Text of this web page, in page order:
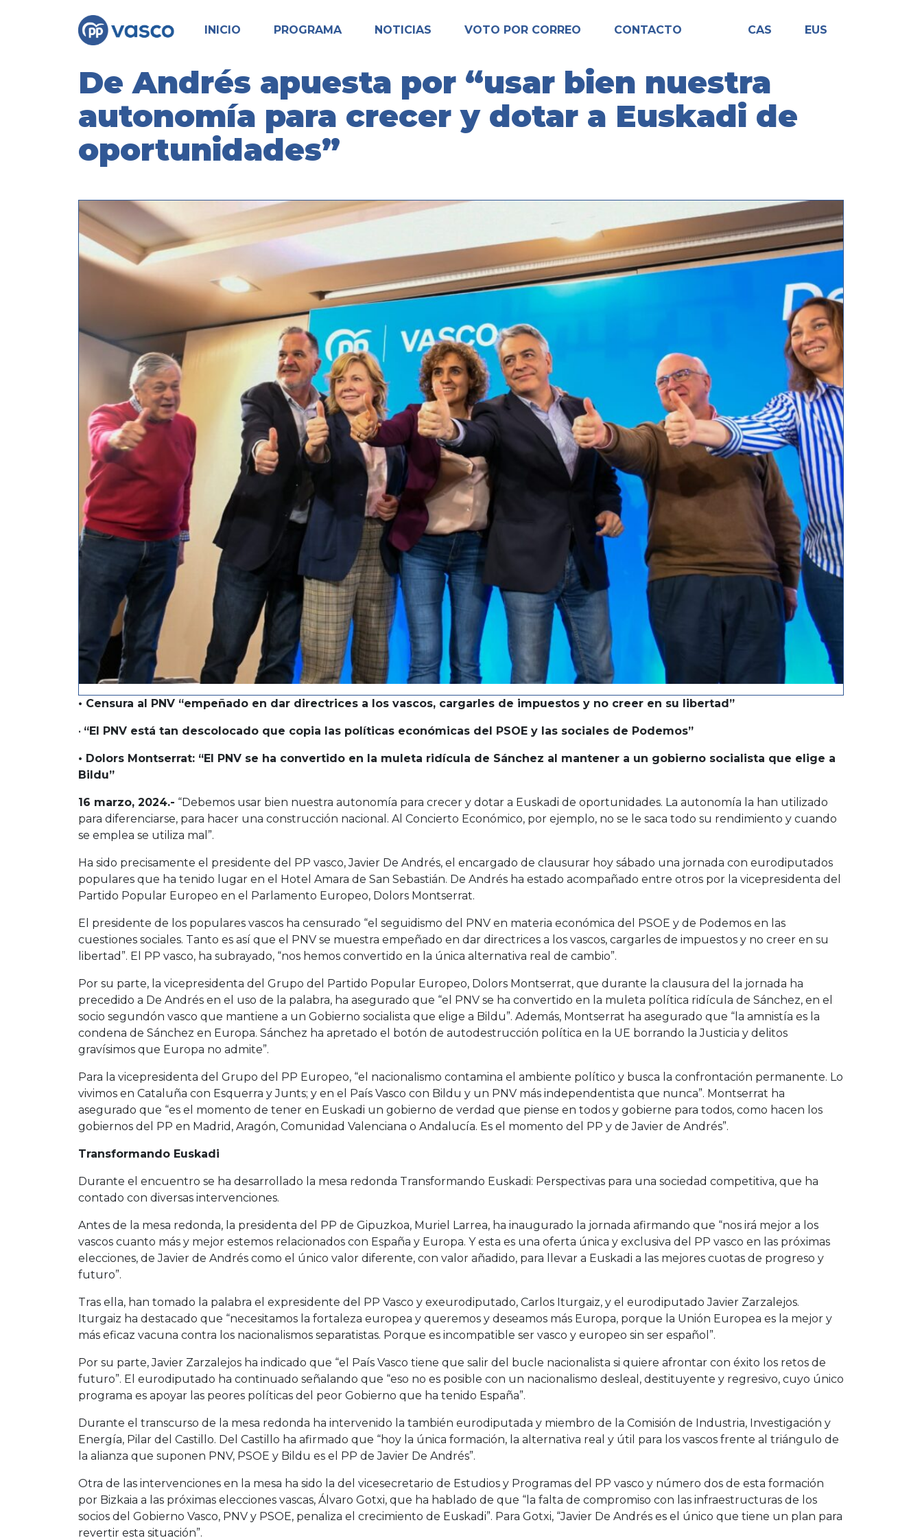
INICIO PROGRAMA NOTICIAS VOTO POR CORREO CONTACTO CAS EUS
De Andrés apuesta por “usar bien nuestra
autonomía para crecer y dotar a Euskadi de
oportunidades”
• Censura al PNV “empeñado en dar directrices a los vascos, cargarles de impuestos y no creer en su libertad”
• “El PNV está tan descolocado que copia las políticas económicas del PSOE y las sociales de Podemos”
• Dolors Montserrat: “El PNV se ha convertido en la muleta ridícula de Sánchez al mantener a un gobierno socialista que elige a
Bildu”
16 marzo, 2024.- “Debemos usar bien nuestra autonomía para crecer y dotar a Euskadi de oportunidades. La autonomía la han utilizado
para diferenciarse, para hacer una construcción nacional. Al Concierto Económico, por ejemplo, no se le saca todo su rendimiento y cuando
se emplea se utiliza mal”.
Ha sido precisamente el presidente del PP vasco, Javier De Andrés, el encargado de clausurar hoy sábado una jornada con eurodiputados
populares que ha tenido lugar en el Hotel Amara de San Sebastián. De Andrés ha estado acompañado entre otros por la vicepresidenta del
Partido Popular Europeo en el Parlamento Europeo, Dolors Montserrat.
El presidente de los populares vascos ha censurado “el seguidismo del PNV en materia económica del PSOE y de Podemos en las
cuestiones sociales. Tanto es así que el PNV se muestra empeñado en dar directrices a los vascos, cargarles de impuestos y no creer en su
libertad”. El PP vasco, ha subrayado, “nos hemos convertido en la única alternativa real de cambio”.
Por su parte, la vicepresidenta del Grupo del Partido Popular Europeo, Dolors Montserrat, que durante la clausura del la jornada ha
precedido a De Andrés en el uso de la palabra, ha asegurado que “el PNV se ha convertido en la muleta política ridícula de Sánchez, en el
socio segundón vasco que mantiene a un Gobierno socialista que elige a Bildu”. Además, Montserrat ha asegurado que “la amnistía es la
condena de Sánchez en Europa. Sánchez ha apretado el botón de autodestrucción política en la UE borrando la Justicia y delitos
gravísimos que Europa no admite”.
Para la vicepresidenta del Grupo del PP Europeo, “el nacionalismo contamina el ambiente político y busca la confrontación permanente. Lo
vivimos en Cataluña con Esquerra y Junts; y en el País Vasco con Bildu y un PNV más independentista que nunca”. Montserrat ha
asegurado que “es el momento de tener en Euskadi un gobierno de verdad que piense en todos y gobierne para todos, como hacen los
gobiernos del PP en Madrid, Aragón, Comunidad Valenciana o Andalucía. Es el momento del PP y de Javier de Andrés”.
Transformando Euskadi
Durante el encuentro se ha desarrollado la mesa redonda Transformando Euskadi: Perspectivas para una sociedad competitiva, que ha
contado con diversas intervenciones.
Antes de la mesa redonda, la presidenta del PP de Gipuzkoa, Muriel Larrea, ha inaugurado la jornada afirmando que “nos irá mejor a los
vascos cuanto más y mejor estemos relacionados con España y Europa. Y esta es una oferta única y exclusiva del PP vasco en las próximas
elecciones, de Javier de Andrés como el único valor diferente, con valor añadido, para llevar a Euskadi a las mejores cuotas de progreso y
futuro”.
Tras ella, han tomado la palabra el expresidente del PP Vasco y exeurodiputado, Carlos Iturgaiz, y el eurodiputado Javier Zarzalejos.
Iturgaiz ha destacado que “necesitamos la fortaleza europea y queremos y deseamos más Europa, porque la Unión Europea es la mejor y
más eficaz vacuna contra los nacionalismos separatistas. Porque es incompatible ser vasco y europeo sin ser español”.
Por su parte, Javier Zarzalejos ha indicado que “el País Vasco tiene que salir del bucle nacionalista si quiere afrontar con éxito los retos de
futuro”. El eurodiputado ha continuado señalando que “eso no es posible con un nacionalismo desleal, destituyente y regresivo, cuyo único
programa es apoyar las peores políticas del peor Gobierno que ha tenido España”.
Durante el transcurso de la mesa redonda ha intervenido la también eurodiputada y miembro de la Comisión de Industria, Investigación y
Energía, Pilar del Castillo. Del Castillo ha afirmado que “hoy la única formación, la alternativa real y útil para los vascos frente al triángulo de
la alianza que suponen PNV, PSOE y Bildu es el PP de Javier De Andrés”.
Otra de las intervenciones en la mesa ha sido la del vicesecretario de Estudios y Programas del PP vasco y número dos de esta formación
por Bizkaia a las próximas elecciones vascas, Álvaro Gotxi, que ha hablado de que “la falta de compromiso con las infraestructuras de los
socios del Gobierno Vasco, PNV y PSOE, penaliza el crecimiento de Euskadi”. Para Gotxi, “Javier De Andrés es el único que tiene un plan para
revertir esta situación”.